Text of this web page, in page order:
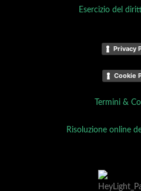
Esercizio del
Privacy
Cookie
Termini &
Risoluzione online